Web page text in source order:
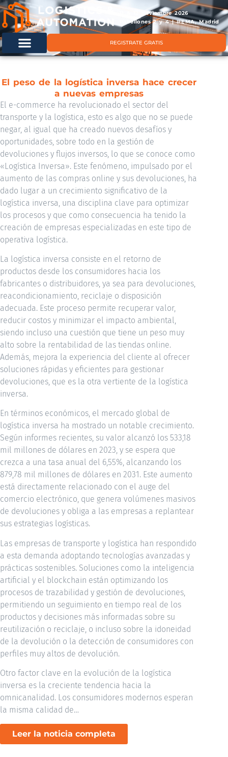
11 & 12 noviembre 2026
Pabellones 2 y 4 | IFEMA, Madrid
REGISTRATE GRATIS
El peso de la logística inversa hace crecer
a nuevas empresas
El e-commerce ha revolucionado el sector del
transporte y la logística, esto es algo que no se puede
negar, al igual que ha creado nuevos desafíos y
oportunidades, sobre todo en la gestión de
devoluciones y flujos inversos, lo que se conoce como
«Logística Inversa». Este fenómeno, impulsado por el
aumento de las compras online y sus devoluciones, ha
dado lugar a un crecimiento significativo de la
logística inversa, una disciplina clave para optimizar
los procesos y que como consecuencia ha tenido la
creación de empresas especializadas en este tipo de
operativa logística.
La logística inversa consiste en el retorno de
productos desde los consumidores hacia los
fabricantes o distribuidores, ya sea para devoluciones,
reacondicionamiento, reciclaje o disposición
adecuada. Este proceso permite recuperar valor,
reducir costos y minimizar el impacto ambiental,
siendo incluso una cuestión que tiene un peso muy
alto sobre la rentabilidad de las tiendas online.
Además, mejora la experiencia del cliente al ofrecer
soluciones rápidas y eficientes para gestionar
devoluciones, que es la otra vertiente de la logística
inversa.
En términos económicos, el mercado global de
logística inversa ha mostrado un notable crecimiento.
Según informes recientes, su valor alcanzó los 533,18
mil millones de dólares en 2023, y se espera que
crezca a una tasa anual del 6,55%, alcanzando los
879,78 mil millones de dólares en 2031. Este aumento
está directamente relacionado con el auge del
comercio electrónico, que genera volúmenes masivos
de devoluciones y obliga a las empresas a replantear
sus estrategias logísticas.
Las empresas de transporte y logística han respondido
a esta demanda adoptando tecnologías avanzadas y
prácticas sostenibles. Soluciones como la inteligencia
artificial y el blockchain están optimizando los
procesos de trazabilidad y gestión de devoluciones,
permitiendo un seguimiento en tiempo real de los
productos y decisiones más informadas sobre su
reutilización o reciclaje, o incluso sobre la idoneidad
de la devolución o la detección de consumidores con
perfiles muy altos de devolución.
Otro factor clave en la evolución de la logística
inversa es la creciente tendencia hacia la
omnicanalidad. Los consumidores modernos esperan
la misma calidad de…
Leer la noticia completa